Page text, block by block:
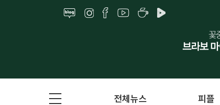
전체뉴스 피플